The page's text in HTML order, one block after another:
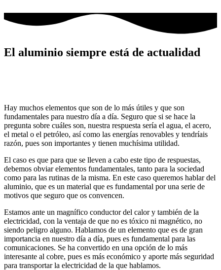
contenido
El aluminio siempre está de actualidad
Hay muchos elementos que son de lo más útiles y que son
fundamentales para nuestro día a día. Seguro que si se hace la
pregunta sobre cuáles son, nuestra respuesta sería el agua, el acero,
el metal o el petróleo, así como las energías renovables y tendríais
razón, pues son importantes y tienen muchísima utilidad.
El caso es que para que se lleven a cabo este tipo de respuestas,
debemos obviar elementos fundamentales, tanto para la sociedad
como para las rutinas de la misma. En este caso queremos hablar del
aluminio, que es un material que es fundamental por una serie de
motivos que seguro que os convencen.
Estamos ante un magnífico conductor del calor y también de la
electricidad, con la ventaja de que no es tóxico ni magnético, no
siendo peligro alguno. Hablamos de un elemento que es de gran
importancia en nuestro día a día, pues es fundamental para las
comunicaciones. Se ha convertido en una opción de lo más
interesante al cobre, pues es más económico y aporte más seguridad
para transportar la electricidad de la que hablamos.